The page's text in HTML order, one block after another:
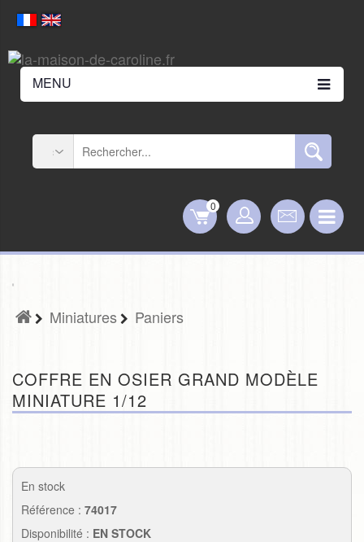
MENU
0
Miniatures Paniers
COFFRE EN OSIER GRAND MODÈLE
MINIATURE 1/12
En stock
Référence : 74017
Disponibilité : EN STOCK